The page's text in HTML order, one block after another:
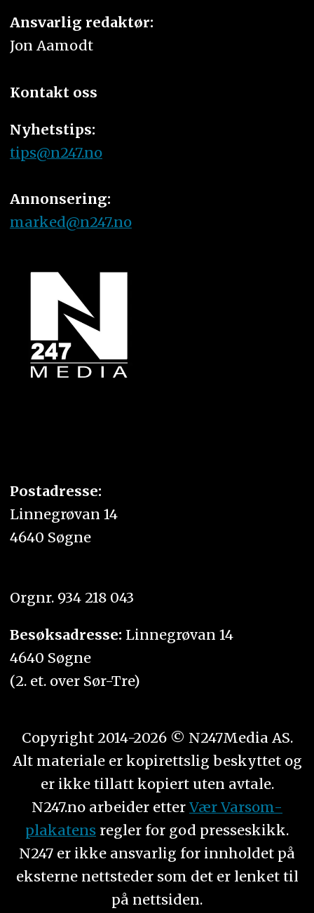
Ansvarlig redaktør:
Jon Aamodt
Kontakt oss
Nyhetstips:
tips@n247.no
Annonsering:
marked@n247.no
Postadresse:
Linnegrøvan 14
4640 Søgne
Orgnr. 934 218 043
Besøksadresse: Linnegrøvan 14
4640 Søgne
(2. et. over Sør-Tre)
Copyright 2014-2026 © N247Media AS.
Alt materiale er kopirettslig beskyttet og
er ikke tillatt kopiert uten avtale.
N247.no arbeider etter Vær Varsom-
plakatens regler for god presseskikk.
N247 er ikke ansvarlig for innholdet på
eksterne nettsteder som det er lenket til
på nettsiden.